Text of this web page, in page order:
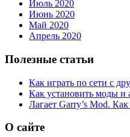
Июль 2020
Июнь 2020
Май 2020
Апрель 2020
Полезные статьи
Как играть по сети с
Как установить моды
Лагает Garry’s Mod.
О сайте